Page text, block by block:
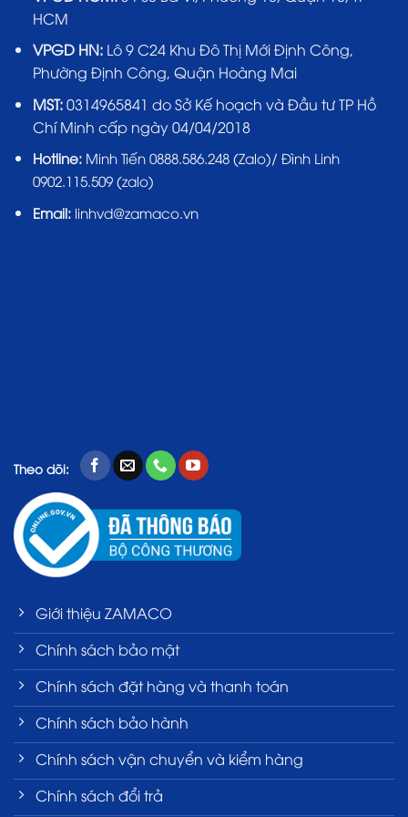
HCM
VPGD HN:Lô 9 C24 Khu Đô Thị Mới Định Công,
Phường Định Công, Quận Hoàng Mai
MST:0314965841 do Sở Kế hoạch và Đầu tư TP Hồ
Chí Minh cấp ngày 04/04/2018
Hotline: Minh Tiến 0888.586.248 (Zalo)/ Đình Linh
0902.115.509 (zalo)
Email:linhvd@zamaco.vn
Theo dõi:
Giới thiệu ZAMACO
Chính sách bảo mật
Chính sách đặt hàng và thanh toán
Chính sách bảo hành
Chính sách vận chuyển và kiểm hàng
Chính sách đổi trả